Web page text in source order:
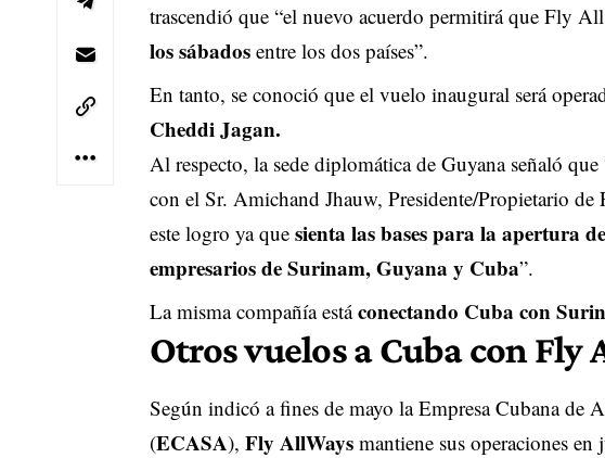
trascendió que “el nuevo acuerdo permitirá que Fly
los sábadosentre los dos países”.
En tanto, se conoció que el vuelo inaugural será
Cheddi Jagan.
Al respecto, la sede diplomática de Guyana señaló
con el Sr. Amichand Jhauw, Presidente/Propietario
este logro ya que sienta las bases para la apertura
empresarios de Surinam, Guyana y Cuba”.
La misma compañía estáconectando Cuba con
Otros vuelos a Cuba con Fly
Según indicó a fines de mayo la Empresa Cubana de
(ECASA), Fly AllWaysmantiene sus operaciones en